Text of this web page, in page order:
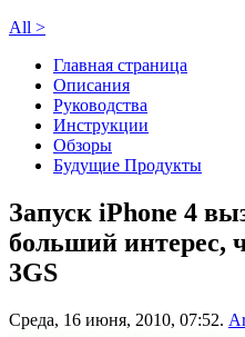
All >
Главная страница
Описания
Руководства
Инструкции
Обзоры
Будущие Продукты
Запуск iPhone 4
больший интерес,
3GS
Среда, 16 июня, 2010, 07:52.